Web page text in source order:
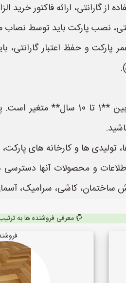
از گارانتی، ارائه فاکتور خرید
نصب پارکت باید توسط نصاب
و حفظ اعتبار گارانتی،
به طور کلی، گارانتی پارکت
تولیدی ها و کارخانه های
ساختمان، کاشی، سرامیک،
معرفی فروشنده ها به